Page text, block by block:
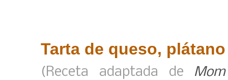
Tarta de queso,
(Receta adaptada de